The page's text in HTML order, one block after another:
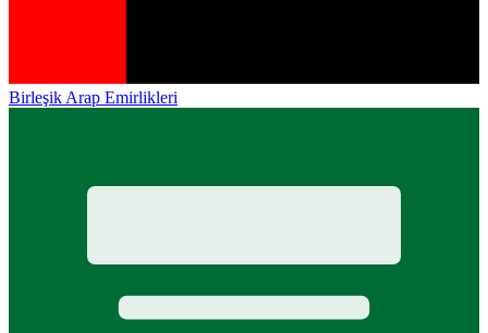
Birleşik Arap Emirlikleri